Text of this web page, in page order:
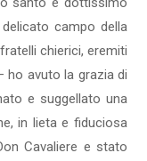
campo della
chierici, eremiti
ho avuto la grazia di
e suggellato una
in lieta e fiduciosa
Cavaliere e stato